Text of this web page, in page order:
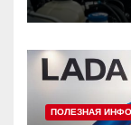
ПОЛЕЗНАЯ